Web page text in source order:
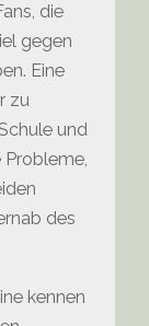
die
gegen
Eine
zu
und
Probleme,
des
kennen